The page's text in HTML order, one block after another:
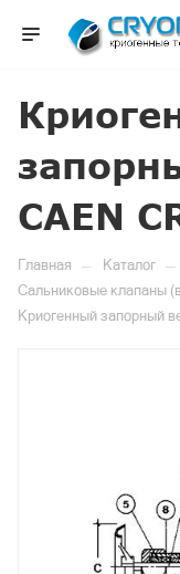
CAEN
Главная — Каталог —
Сальниковые клапаны
Криогенный запорный